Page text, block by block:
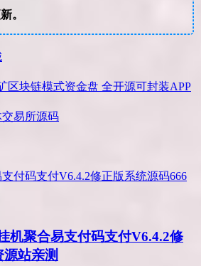
。
区块链模式资金盘 全开源可封装APP
易所源码
机聚合易支付码支付V6.4.2修
站亲测